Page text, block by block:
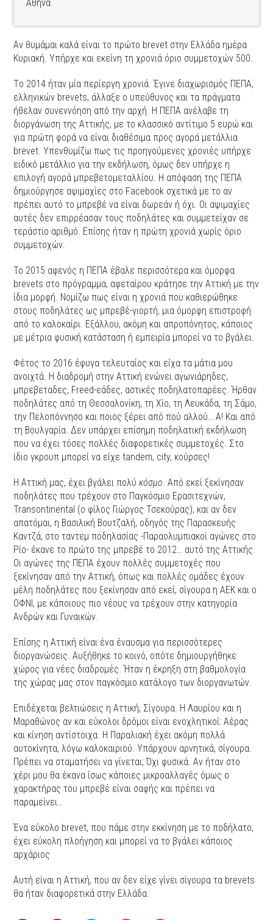
Αθήνα
Αν θυμάμαι καλά είναι το πρώτο brevet στην Ελλάδα ημέρα
Κυριακή. Υπήρχε και εκείνη τη χρονιά όριο συμμετοχών 500.
Τo 2014 ήταν μία περίεργη χρονιά. Έγινε διαχωρισμός ΠΕΠΑ,
ελληνικών brevets, άλλαξε ο υπεύθυνος και τα πράγματα
ήθελαν συνεννόηση από την αρχή. Η ΠΕΠΑ ανέλαβε τη
διοργάνωση της Αττικής, με το κλασσικό αντίτιμο 5 ευρώ και
για πρώτη φορά να είναι διαθέσιμα προς αγορά μετάλλια
brevet. Υπενθυμίζω πως τις προηγούμενες χρονιές υπήρχε
ειδικό μετάλλιο για την εκδήλωση, όμως δεν υπήρχε η
επιλογή αγορά μπρεβετομεταλλίου. Η απόφαση της ΠΕΠΑ
δημιούργησε αψιμαχίες στο Facebook σχετικά με το αν
πρέπει αυτό το μπρεβέ να είναι δωρεάν ή όχι. Οι αψιμαχίες
αυτές δεν επιρρέασαν τους ποδηλάτες και συμμετείχαν σε
τεράστιο αριθμό. Επίσης ήταν η πρώτη χρονιά χωρίς όριο
συμμετοχών.
Το 2015 αφενός η ΠΕΠΑ έβαλε περισσότερα και όμορφα
brevets στο πρόγραμμα, αφεταίρου κράτησε την Αττική με την
ίδια μορφή. Νομίζω πως είναι η χρονιά που καθιερώθηκε
στους ποδηλάτες ως μπρεβέ-γιορτή, μια όμορφη επιστροφή
από το καλοκαίρι. Εξάλλου, ακόμη και απροπόνητος, κάποιος
με μέτρια φυσική κατάσταση ή εμπειρία μπορεί να το βγάλει.
Φέτος το 2016 έφυγα τελευταίος και είχα τα μάτια μου
ανοιχτά. Η διαδρομή στην Αττική ενώνει αγωνιάρηδες,
μπρεβεταδες, Freed-εάδες, αστικές ποδηλατοπαρέες. Ήρθαν
ποδηλάτες από τη Θεσσαλονίκη, τη Χίο, τη Λευκάδα, τη Σάμο,
την Πελοπόννησο και ποιος ξέρει από πού αλλού… Α! Και από
τη Βουλγαρία. Δεν υπάρχει επίσημη ποδηλατική εκδήλωση
που να έχει τόσες πολλές διαφορετικές συμμετοχές. Στο
ίδιο γκρουπ μπορεί να είχε tandem, city, κούρσες!
Η Αττική μας, έχει βγάλει πολύκόσμο. Από εκεί ξεκίνησαν
ποδηλάτες που τρέχουν στο Παγκόσμιο Ερασιτεχνών,
Transontinental (ο φίλος Γιώργος Τσεκούρας), και αν δεν
απατόμαι, η Βασιλική Βουτζαλή, οδηγός της Παρασκευής
Καντζά, στο ταντεμ ποδηλασίας -Παραολυμπιακοί αγώνες στο
Ρίο- έκανε το πρώτο της μπρεβέ το 2012… αυτό της Αττικής.
Οι αγώνες της ΠΕΠΑ έχουν πολλές συμμετοχές που
ξεκίνησαν από την Αττική, όπως και πολλές ομάδες έχουν
μέλη ποδηλάτες που ξεκίνησαν από εκεί, σίγουρα η ΑΕΚ και ο
ΟΦΝΙ, με κάποιους πιο νέους να τρέχουν στην κατηγορία
Ανδρών και Γυναικών.
Επίσης η Αττική είναι ένα έναυσμα για περισσότερες
διοργανώσεις. Αυξήθηκε το κοινό, οπότε δημιουργήθηκε
χώρος για νέες διαδρομές. Ήταν η έκρηξη στη βαθμολογία
της χώρας μας στον παγκόσμιο κατάλογο των διοργανωτών.
Επιδέχεται βελτιώσεις η Αττική; Σίγουρα. Η Λαυρίου και η
Μαραθώνος αν και εύκολοι δρόμοι είναι ενοχλητικοί: Αέρας
και κίνηση αντίστοιχα. Η Παραλιακή έχει ακόμη πολλά
αυτοκίνητα, λόγω καλοκαιριού. Υπάρχουν αρνητικά, σίγουρα.
Πρέπει να σταματήσει να γίνεται; Όχι φυσικά. Αν ήταν στο
χέρι μου θα έκανα ίσως κάποιες μικροαλλαγές όμως ο
χαρακτήρας του μπρεβέ είναι σαφής και πρέπει να
παραμείνει…
Ένα εύκολο brevet, που πάμε στην εκκίνηση με το ποδήλατο,
έχει εύκολη πλοήγηση και μπορεί να το βγάλει κάποιος
αρχάριος
Αυτή είναι η Αττική, που αν δεν είχε γίνει σίγουρα τα brevets
θα ήταν διαφορετικά στην Ελλάδα.